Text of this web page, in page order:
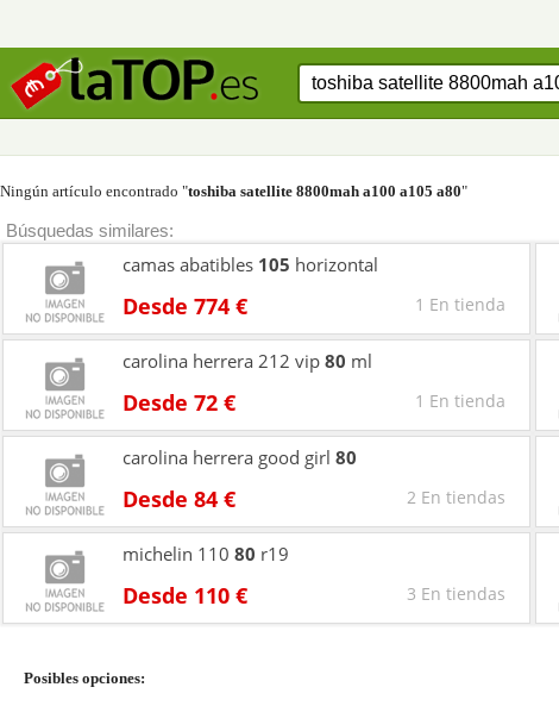
Ningún artículo encontrado "toshiba satellite 8800mah a100 a105 a80"
Búsquedas similares:
Desde 774 € 1 En tienda
camas abatibles 105 horizontal
Desde 72 € 1 En tienda
carolina herrera 212 vip 80 ml
Desde 84 € 2 En tiendas
carolina herrera good girl 80
Desde 110 € 3 En tiendas
michelin 110 80 r19
Posibles opciones: